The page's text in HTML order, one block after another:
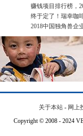
赚钱项目排行榜，
终于定了！瑞幸咖
2018中国独角兽企
关于本站 - 网上
Copyright © 2008 - 2024